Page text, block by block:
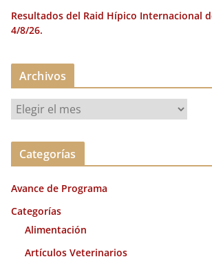
Resultados del Raid Hípico Internacional
4/8/26.
Archivos
r
c
v
o
Categorías
Avance de Programa
Categorías
Alimentación
Artículos Veterinarios